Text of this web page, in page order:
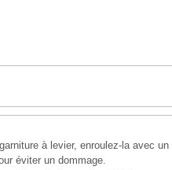
à levier, enroulez-la avec un
éviter un dommage.